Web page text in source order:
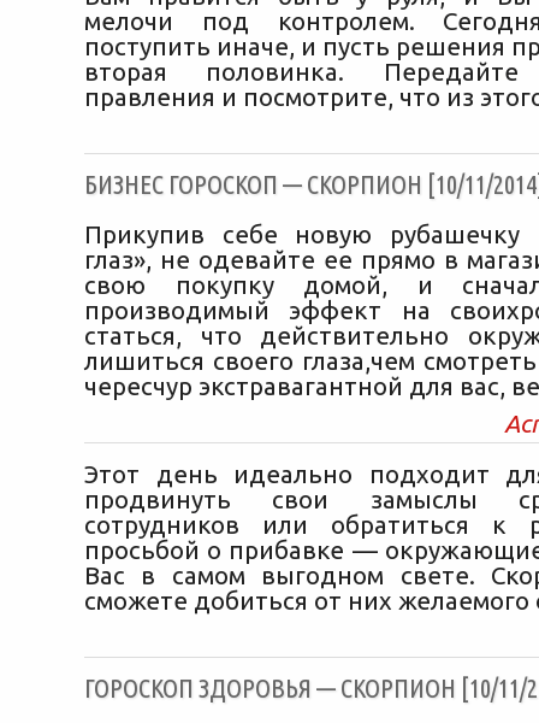
мелочи под контролем.
поступить иначе, и пусть решения
вторая половинка.
правления и посмотрите, что из
БИЗНЕС ГОРОСКОП — СКОРПИОН [10/11/
Прикупив себе новую рубашечку
глаз», не одевайте ее прямо в
свою покупку домой, и
производимый эффект на
статься, что действительно
лишиться своего глаза,чем
чересчур экстравагантной для вас,
Этот день идеально подходит
продвинуть свои замыслы
сотрудников или обратиться к
просьбой о прибавке —
Вас в самом выгодном свете.
сможете добиться от них желаемого
ГОРОСКОП ЗДОРОВЬЯ — СКОРПИОН [10/11/